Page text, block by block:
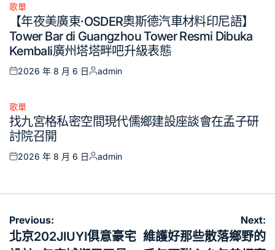
Posted
歌單
【年夜美廣東·OSDER奧斯德汽車材料印尼語】
Tower Bar di Guangzhou Tower Resmi Dibuka
Kembali廣州塔塔畔吧升級表態
Posted
2026 年 8 月 6 日
Posted
admin
Posted
in
歌單
找九宮格私密空間現代儒鄉建設座談會在孟子研
討院召開
Posted
2026 年 8 月 6 日
Posted
admin
文
章
Previous:
北京202JIUYI俱意豪宅
Next:
維護好那些散落鄉野的